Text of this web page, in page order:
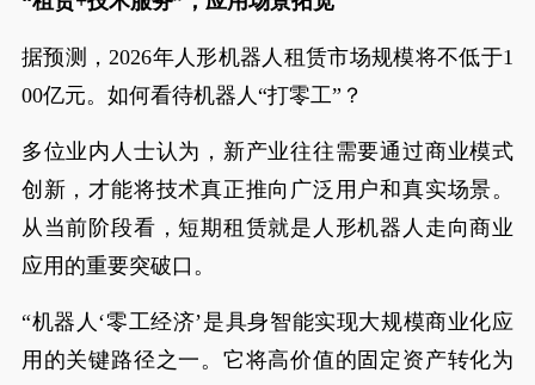
据预测，2026年人形机器人租赁市场规模将不低于1
00亿元。如何看待机器人“打零工”？
多位业内人士认为，新产业往往需要通过商业模式
创新，才能将技术真正推向广泛用户和真实场景。
从当前阶段看，短期租赁就是人形机器人走向商业
应用的重要突破口。
“机器人‘零工经济’是具身智能实现大规模商业化应
用的关键路径之一。它将高价值的固定资产转化为